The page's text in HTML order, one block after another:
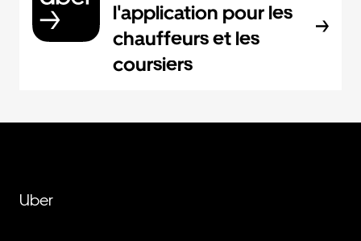
l'application pour les
chauffeurs et les
coursiers
Uber